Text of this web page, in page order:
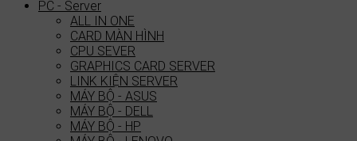
PC - Server
ALL IN ONE
CARD MÀN HÌNH
CPU SEVER
GRAPHICS CARD SERVER
LINK KIỆN SERVER
MÁY BỘ - ASUS
MÁY BỘ - DELL
MÁY BỘ - HP